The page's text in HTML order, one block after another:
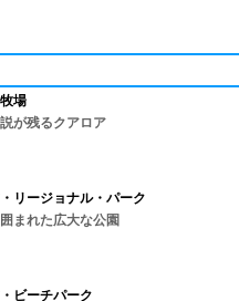
場
が残るクアロア
リージョナル・パーク
まれた広大な公園
ビーチパーク